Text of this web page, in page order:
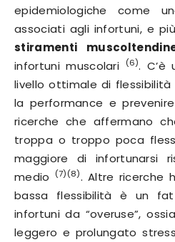
epidemiologiche come
associati agli infortuni, e
stiramenti
infortuni muscolari
(6). C’è
livello ottimale di
la performance e
ricerche che affermano
troppa o troppo poca
maggiore di infortunarsi
medio
(7)(8). Altre ricerche
bassa flessibilità è un
infortuni da “overuse”,
leggero e prolungato